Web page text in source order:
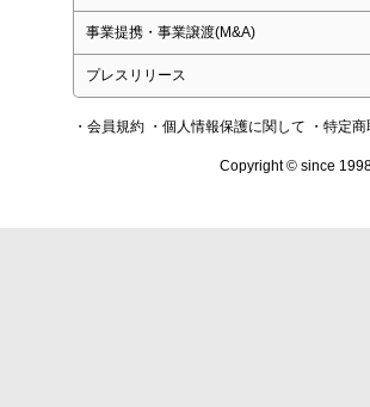
事業提携・事業譲渡(M&A)
プレスリリース
・会員規約 ・個人情報保護に関して ・特定
Copyright © since